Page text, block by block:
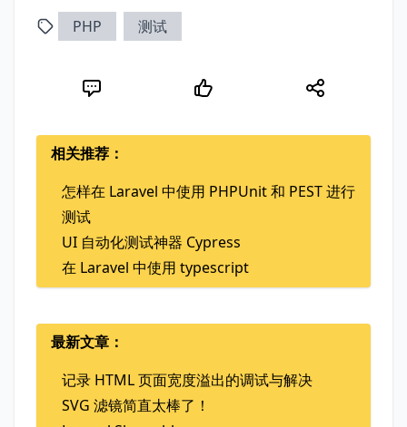
PHP 测试
相关推荐：
怎样在 Laravel 中使用 PHPUnit 和 PEST 进行
测试
UI 自动化测试神器 Cypress
在 Laravel 中使用 typescript
最新文章：
记录 HTML 页面宽度溢出的调试与解决
SVG 滤镜简直太棒了！